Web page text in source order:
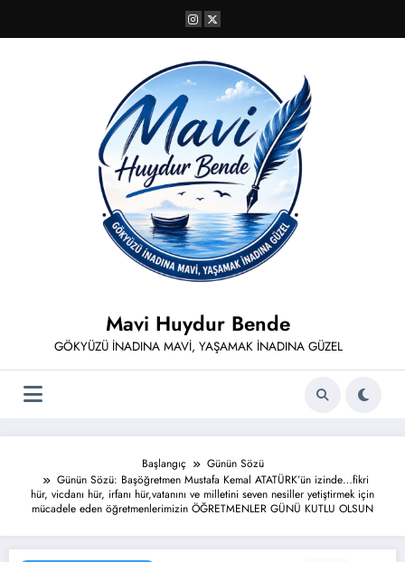
Mavi Huydur Bende
GÖKYÜZÜ İNADINA MAVİ, YAŞAMAK İNADINA GÜZEL
Başlangıç
Günün Sözü
Günün Sözü: Başöğretmen Mustafa Kemal ATATÜRK’ün izinde…fikri
hür, vicdanı hür, irfanı hür,vatanını ve milletini seven nesiller yetiştirmek için
mücadele eden öğretmenlerimizin ÖĞRETMENLER GÜNÜ KUTLU OLSUN